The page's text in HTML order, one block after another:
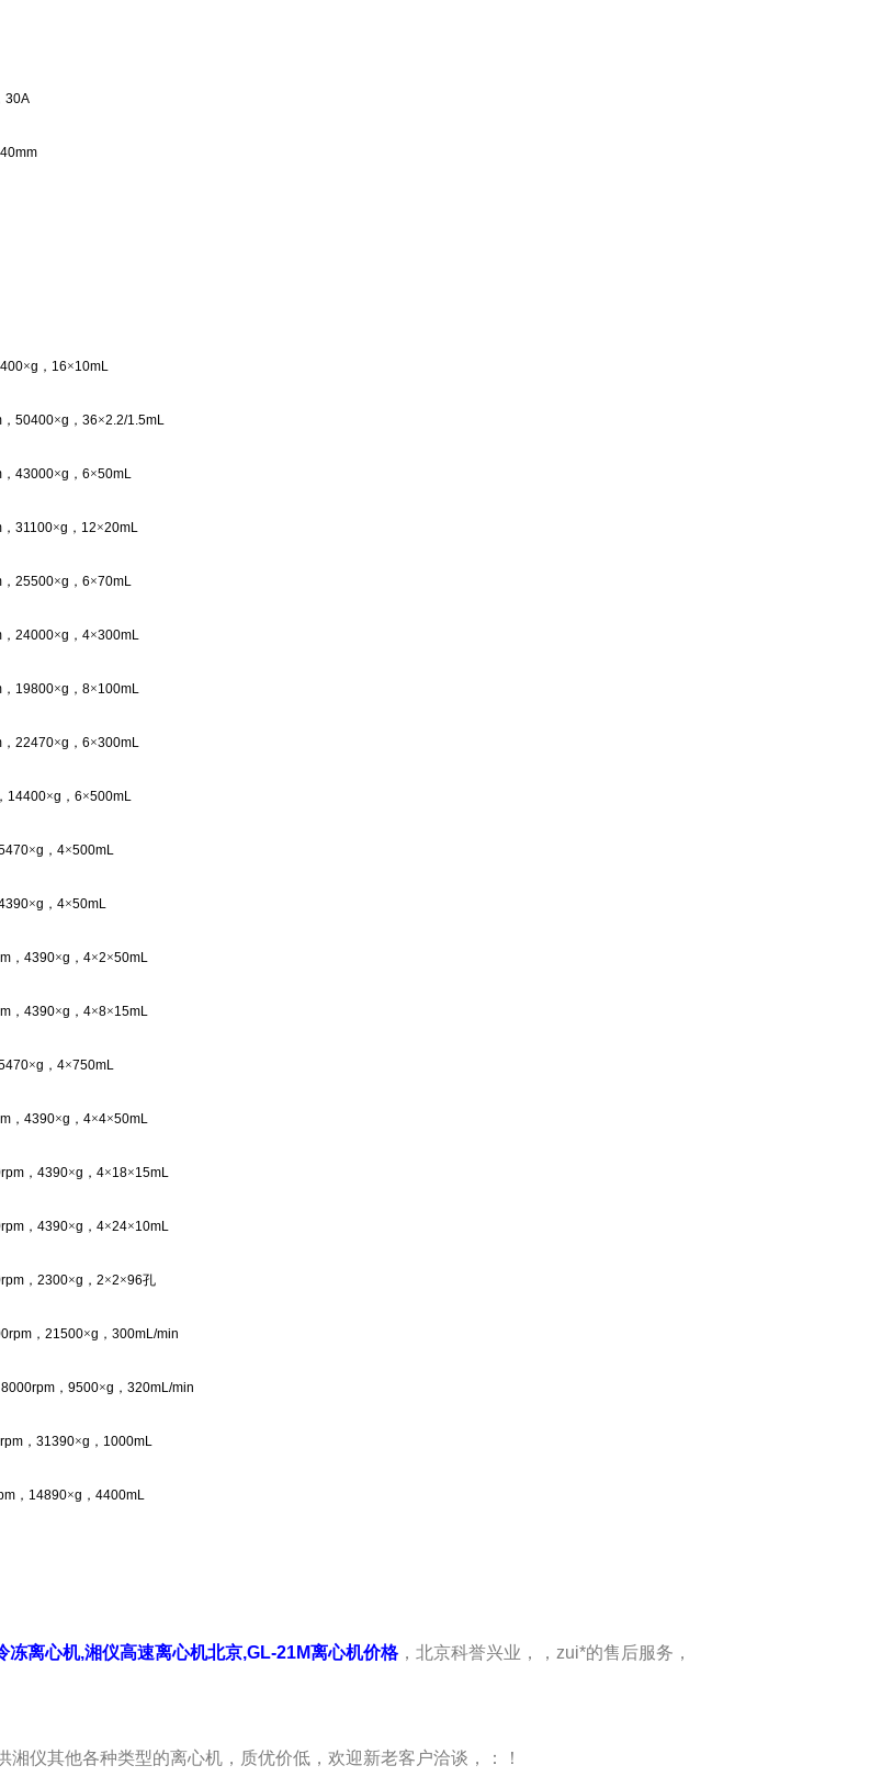
30A
×g ， 16×10mL
， 50400×g ， 36×2.2/1.5mL
， 43000×g ， 6×50mL
， 31100×g ， 12×20mL
， 25500×g ， 6×70mL
， 24000×g ， 4×300mL
， 19800×g ， 8×100mL
， 22470×g ， 6×300mL
， 14400×g ， 6×500mL
×g ， 4×500mL
×g ， 4×50mL
， 4390×g ， 4×2×50mL
， 4390×g ， 4×8×15mL
×g ， 4×750mL
， 4390×g ， 4×4×50mL
， 4390×g ， 4×18×15mL
， 4390×g ， 4×24×10mL
， 2300×g ， 2×2×96孔
， 21500×g ， 300mL/min
8000rpm ， 9500×g ， 320mL/min
， 31390×g ， 1000mL
， 14890×g ， 4400mL
冻离心机,湘仪高速离心机北京,GL-21M离心机价格，北京科誉兴业，，zui*的售后服务，
湘仪其他各种类型的离心机，质优价低，欢迎新老客户洽谈，：！